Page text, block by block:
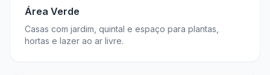
Área Verde
Casas com jardim, quintal e espaço para plantas,
hortas e lazer ao ar livre.